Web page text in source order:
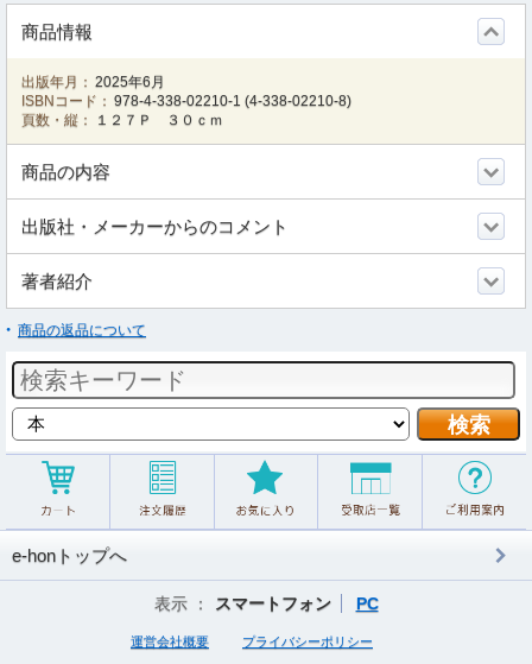
商品情報
出版年月： 2025年6月
ISBNコード： 978-4-338-02210-1 (4-338-02210-8)
頁数・縦：
１２７Ｐ ３０ｃｍ
商品の内容
出版社・メーカーからのコメント
著者紹介
商品の返品について
e-honトップへ
表示 ： スマートフォン PC
運営会社概要 プライバシーポリシー